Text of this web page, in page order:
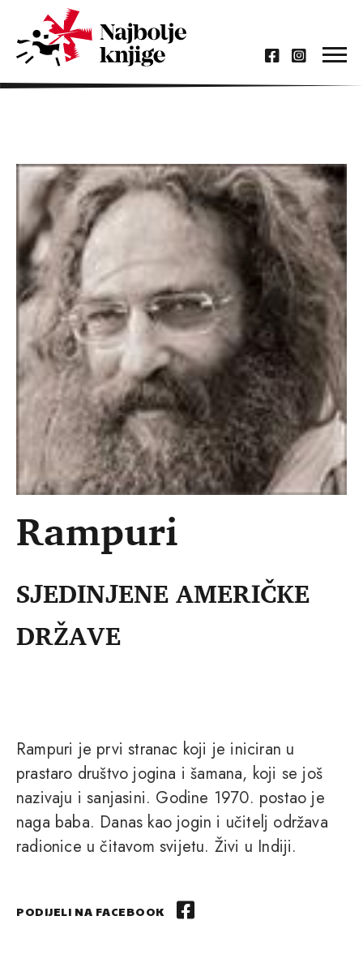
Rampuri
SJEDINJENE AMERIČKE
DRŽAVE
Rampuri je prvi stranac koji je iniciran u
prastaro društvo jogina i šamana, koji se još
nazivaju i sanjasini. Godine 1970. postao je
naga baba. Danas kao jogin i učitelj održava
radionice u čitavom svijetu. Živi u Indiji.
PODIJELI NA FACEBOOK